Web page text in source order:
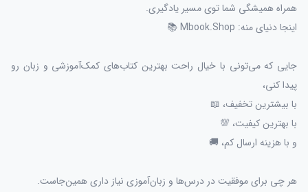
همراه همیشگی شما توی مسیر یادگیری.
اینجا دنیای منه: Mbook.Shop 📚
جایی که می‌تونی با خیال راحت بهترین کتاب‌های کمک‌آموزشی و زبان رو
پیدا کنی،
با بیشترین تخفیف، 📖
با بهترین کیفیت، 💯
و با هزینه ارسال کم، 🚚
هر چی برای موفقیت در درس‌ها و زبان‌آموزی نیاز داری همین‌جاست.